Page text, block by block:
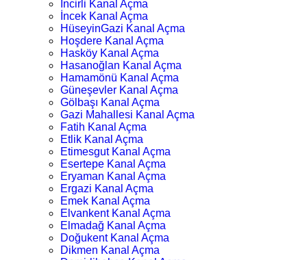
İncirli Kanal Açma
İncek Kanal Açma
HüseyinGazi Kanal Açma
Hoşdere Kanal Açma
Hasköy Kanal Açma
Hasanoğlan Kanal Açma
Hamamönü Kanal Açma
Güneşevler Kanal Açma
Gölbaşı Kanal Açma
Gazi Mahallesi Kanal Açma
Fatih Kanal Açma
Etlik Kanal Açma
Etimesgut Kanal Açma
Esertepe Kanal Açma
Eryaman Kanal Açma
Ergazi Kanal Açma
Emek Kanal Açma
Elvankent Kanal Açma
Elmadağ Kanal Açma
Doğukent Kanal Açma
Dikmen Kanal Açma